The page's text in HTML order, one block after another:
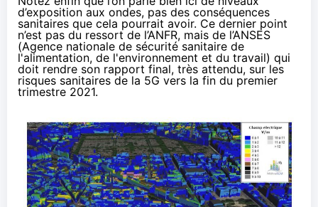
d’exposition aux ondes, pas des conséquences
sanitaires que cela pourrait avoir. Ce dernier point
n’est pas du ressort de l’ANFR, mais de l’ANSES
(Agence nationale de sécurité sanitaire de
l'alimentation, de l'environnement et du travail) qui
doit rendre son rapport final, très attendu, sur les
risques sanitaires de la 5G vers la fin du premier
trimestre 2021.